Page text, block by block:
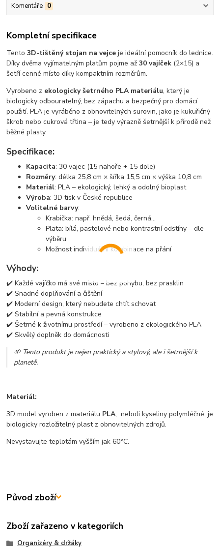
Komentáře 0
Kompletní specifikace
Tento3D-tištěný stojan na vejce je ideální pomocník do lednice.
Díky dvěma vyjímatelným platům pojme až30 vajíček (2×15) a
šetří cenné místo díky kompaktním rozměrům.
Vyrobeno z ekologicky šetrného PLA materiálu, který je
biologicky odbouratelný, bez zápachu a bezpečný pro domácí
použití. PLA je vyráběno z obnovitelných surovin, jako je kukuřičný
škrob nebo cukrová třtina – je tedy výrazně šetrnější k přírodě než
běžné plasty.
Specifikace:
Kapacita: 30 vajec (15 nahoře + 15 dole)
Rozměry: délka 25,8 cm × šířka 15,5 cm × výška 10,8 cm
Materiál: PLA – ekologický, lehký a odolný bioplast
Výroba: 3D tisk v České republice
Volitelné barvy:
Krabička: např. hnědá, šedá, černá...
Plata: bílá, pastelové nebo kontrastní odstíny – dle
výběru
Možnost individuální kombinace na přání
Výhody:
✔️ Každé vajíčko má své místo – bez pohybu, bez prasklin
✔️ Snadné doplňování a čištění
✔️ Moderní design, který nebudete chtít schovat
✔️ Stabilní a pevná konstrukce
✔️ Šetrné k životnímu prostředí – vyrobeno z ekologického PLA
✔️ Skvělý doplněk do domácnosti
🌱 Tento produkt je nejen praktický a stylový, ale i šetrnější k
planetě.
Materiál:
3D model vyroben z materiálu PLA, neboli kyseliny polymléčné, je
biologicky rozložitelný plast z obnovitelných zdrojů.
Nevystavujte teplotám vyšším jak 60°C.
Původ zboží
Zboží zařazeno v kategoriích
Organizéry & držáky